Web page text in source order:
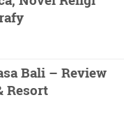
Bali – Review
Resort